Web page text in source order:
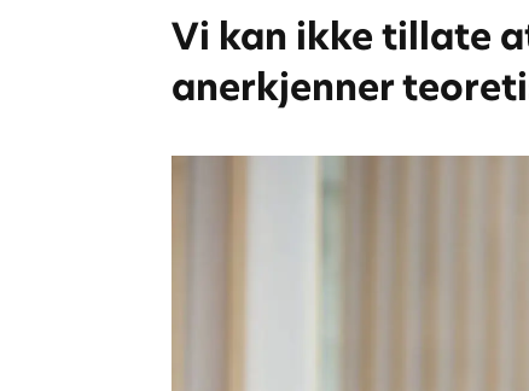
Vi kan ikke tillate
anerkjenner